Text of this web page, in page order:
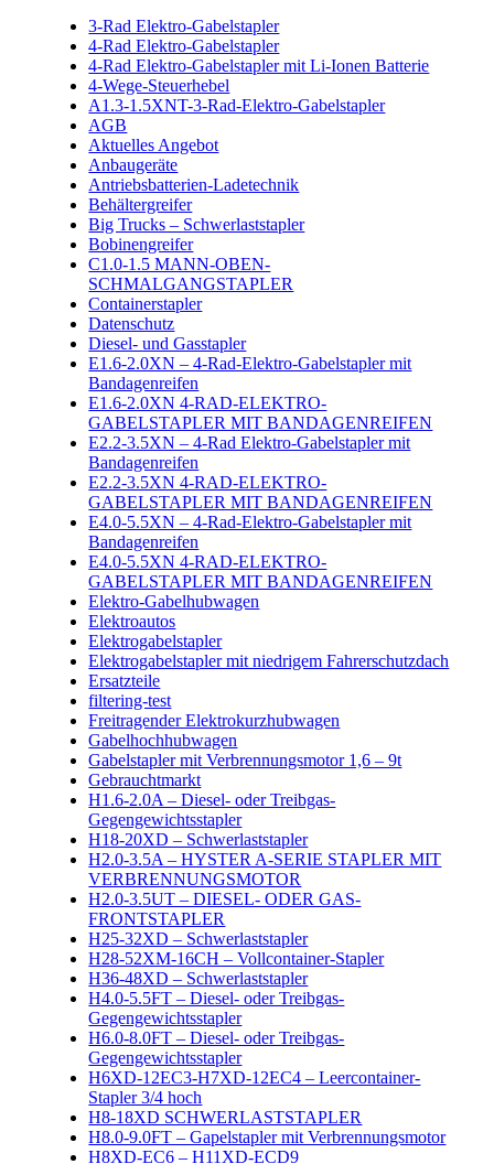
3-Rad Elektro-Gabelstapler
4-Rad Elektro-Gabelstapler
4-Rad Elektro-Gabelstapler mit Li-Ionen Batterie
4-Wege-Steuerhebel
A1.3-1.5XNT-3-Rad-Elektro-Gabelstapler
AGB
Aktuelles Angebot
Anbaugeräte
Antriebsbatterien-Ladetechnik
Behältergreifer
Big Trucks – Schwerlaststapler
Bobinengreifer
C1.0-1.5 MANN-OBEN-
SCHMALGANGSTAPLER
Containerstapler
Datenschutz
Diesel- und Gasstapler
E1.6-2.0XN – 4-Rad-Elektro-Gabelstapler mit
Bandagenreifen
E1.6-2.0XN 4-RAD-ELEKTRO-
GABELSTAPLER MIT BANDAGENREIFEN
E2.2-3.5XN – 4-Rad Elektro-Gabelstapler mit
Bandagenreifen
E2.2-3.5XN 4-RAD-ELEKTRO-
GABELSTAPLER MIT BANDAGENREIFEN
E4.0-5.5XN – 4-Rad-Elektro-Gabelstapler mit
Bandagenreifen
E4.0-5.5XN 4-RAD-ELEKTRO-
GABELSTAPLER MIT BANDAGENREIFEN
Elektro-Gabelhubwagen
Elektroautos
Elektrogabelstapler
Elektrogabelstapler mit niedrigem Fahrerschutzdach
Ersatzteile
filtering-test
Freitragender Elektrokurzhubwagen
Gabelhochhubwagen
Gabelstapler mit Verbrennungsmotor 1,6 – 9t
Gebrauchtmarkt
H1.6-2.0A – Diesel- oder Treibgas-
Gegengewichtsstapler
H18-20XD – Schwerlaststapler
H2.0-3.5A – HYSTER A-SERIE STAPLER MIT
VERBRENNUNGSMOTOR
H2.0-3.5UT – DIESEL- ODER GAS-
FRONTSTAPLER
H25-32XD – Schwerlaststapler
H28-52XM-16CH – Vollcontainer-Stapler
H36-48XD – Schwerlaststapler
H4.0-5.5FT – Diesel- oder Treibgas-
Gegengewichtsstapler
H6.0-8.0FT – Diesel- oder Treibgas-
Gegengewichtsstapler
H6XD-12EC3-H7XD-12EC4 – Leercontainer-
Stapler 3/4 hoch
H8-18XD SCHWERLASTSTAPLER
H8.0-9.0FT – Gapelstapler mit Verbrennungsmotor
H8XD-EC6 – H11XD-ECD9